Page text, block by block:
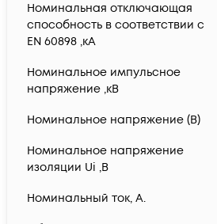
Номинальная отключающая
способность в соответствии с
EN 60898 ,кА
Номинальное импульсное
напряжение ,кВ
Номинальное напряжение (В)
Номинальное напряжение
изоляции Ui ,В
Номинальный ток, А.